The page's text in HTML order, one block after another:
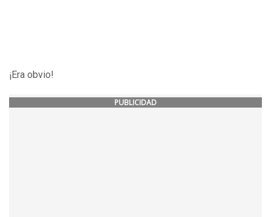
¡Era obvio!
PUBLICIDAD